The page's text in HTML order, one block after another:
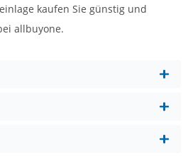
kaufen Sie günstig und
allbuyone.